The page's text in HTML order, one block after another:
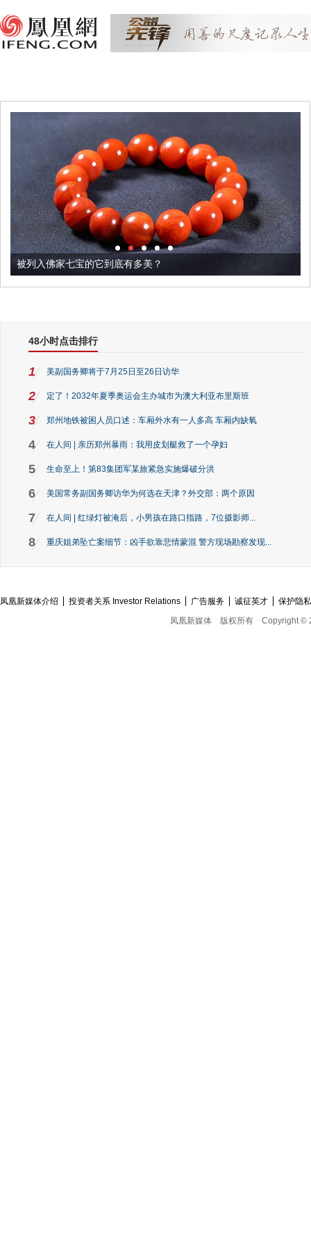
被列入佛家七宝的它到底有多美？
48小时点击排行
1 美副国务卿将于7月25日至26日访华
2 定了！2032年夏季奥运会主办城市为澳大利亚布里斯班
3 郑州地铁被困人员口述：车厢外水有一人多高 车厢内缺氧
4 在人间 | 亲历郑州暴雨：我用皮划艇救了一个孕妇
5 生命至上！第83集团军某旅紧急实施爆破分洪
6 美国常务副国务卿访华为何选在天津？外交部：两个原因
7 在人间 | 红绿灯被淹后，小男孩在路口指路，7位摄影师...
8 重庆姐弟坠亡案细节：凶手欲靠悲情蒙混 警方现场勘察发现...
凤凰新媒体介绍 投资者关系 Investor Relations 广告服务 诚征英才
保护隐
凤凰新媒体
版权所有 Copyright ©